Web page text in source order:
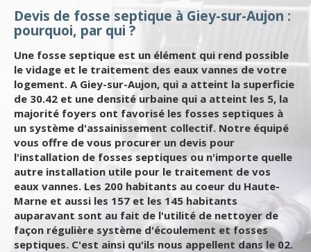
Devis de fosse septique à Giey-sur-Aujon :
pourquoi, par qui ?
Une fosse septique est un élément qui rend possible
le vidage et le traitement des eaux vannes de votre
logement. A Giey-sur-Aujon, qui a atteint la superficie
de 30.42 et une densité urbaine qui a atteint les 5, la
majorité foyers ont favorisé les fosses septiques à
un système d'assainissement collectif. Notre équipé
vous offre de vous procurer un devis pour
l'installation de fosses septiques ou n'importe quelle
autre installation utile pour le traitement de vos
eaux vannes. Les 200 habitants au coeur du Haute-
Marne et aussi les 157 et les 145 habitants
auparavant sont au fait de l'utilité de nettoyer de
façon régulière système d'écoulement et fosses
septiques. C'est ainsi qu'ils nous appellent dans le 02.